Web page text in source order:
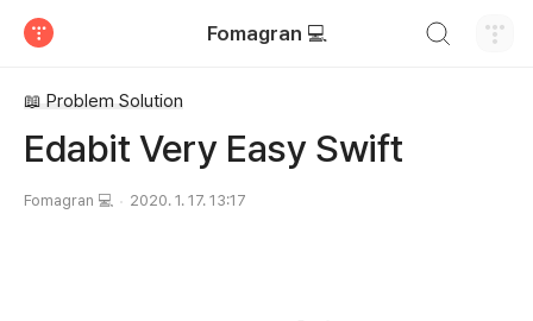
Fomagran 💻
📖 Problem Solution
Edabit Very Easy Swift
Fomagran 💻 2020. 1. 17. 13:17